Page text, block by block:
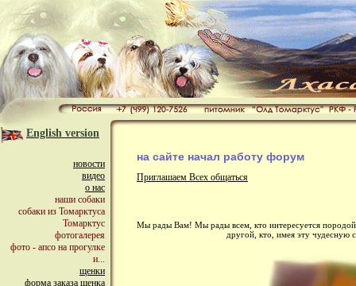
English version
новости
видео
о нас
наши собаки
собаки из Томарктуса
Томарктус
фотогалерея
фото - апсо на прогулке
и...
щенки
форма заказа щенка
на сайте начал работу форум
Приглашаем Всех общаться
Мы рады Вам! Мы рады всем, кто интересуется породой
другой, кто, имея эту чудесную